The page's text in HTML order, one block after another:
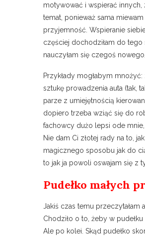
motywować i wspierać innych,
temat, ponieważ sama
przyjemność. Wspieranie
częściej dochodziłam do
nauczyłam się czegoś
Przykłady mogłabym
sztukę prowadzenia auta (tak,
parze z umiejętnością
dopiero trzeba wziąć się do
fachowcy dużo lepsi ode
Nie dam Ci złotej rady na to,
magicznego sposobu jak do
to jak ja powoli oswajam się z
Pudełko małych
Jakiś czas temu przeczytałam
Chodziło o to, żeby w
Ale po kolei. Skąd pudełko